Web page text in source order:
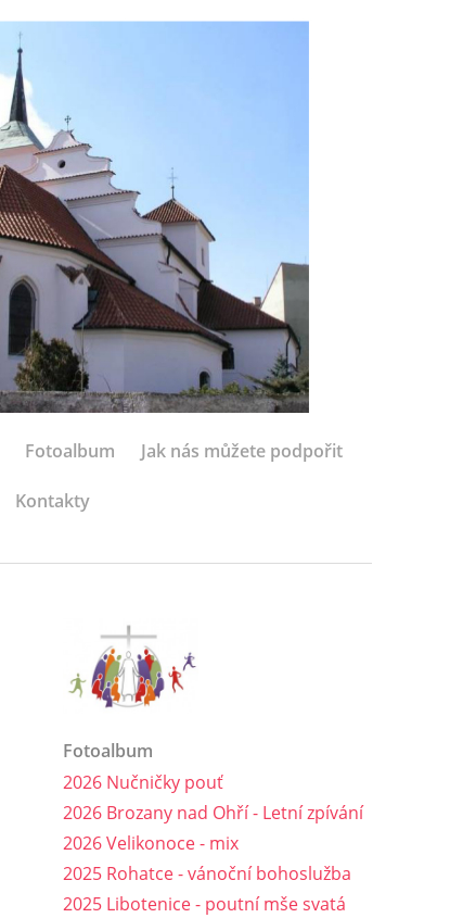
Fotoalbum Jak nás můžete podpořit
Kontakty
Fotoalbum
2026 Nučničky pouť
2026 Brozany nad Ohří - Letní zpívání
2026 Velikonoce - mix
2025 Rohatce - vánoční bohoslužba
2025 Libotenice - poutní mše svatá